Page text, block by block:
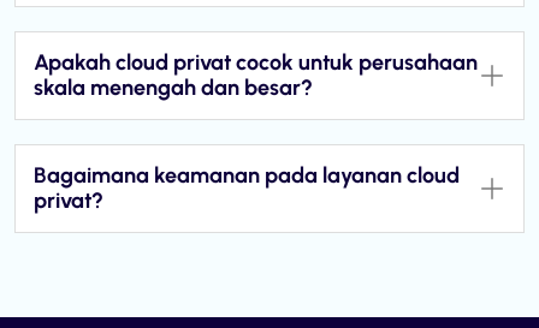
Apakah cloud privat cocok untuk perusahaan
skala menengah dan besar?
Bagaimana keamanan pada layanan cloud
privat?